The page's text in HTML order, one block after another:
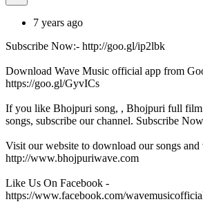
7 years ago
Subscribe Now:- http://goo.gl/ip2lbk
Download Wave Music official app from
https://goo.gl/GyvICs
If you like Bhojpuri song, , Bhojpuri full
songs, subscribe our channel. Subscribe
Visit our website to download our songs and
http://www.bhojpuriwave.com
Like Us On Facebook -
https://www.facebook.com/